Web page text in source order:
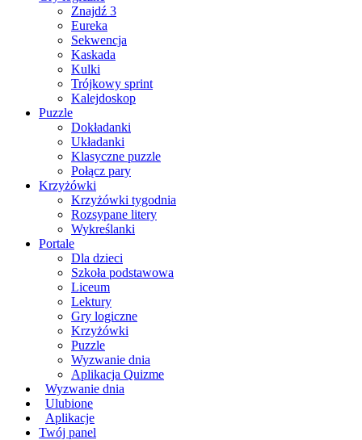
Znajdź 3
Eureka
Sekwencja
Kaskada
Kulki
Trójkowy sprint
Kalejdoskop
Puzzle
Dokładanki
Układanki
Klasyczne puzzle
Połącz pary
Krzyżówki
Krzyżówki tygodnia
Rozsypane litery
Wykreślanki
Portale
Dla dzieci
Szkoła podstawowa
Liceum
Lektury
Gry logiczne
Krzyżówki
Puzzle
Wyzwanie dnia
Aplikacja Quizme
Wyzwanie dnia
Ulubione
Aplikacje
Twój panel